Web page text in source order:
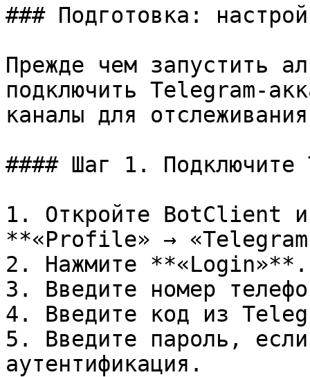
### Подготовка:
Прежде чем запустить
подключить Telegram-
каналы для
#### Шаг 1. Подключите
1. Откройте BotClient и
**«Profile» →
2. Нажмите **«Login»**.
3. Введите номер
4. Введите код из
5. Введите пароль, если
аутентификация.